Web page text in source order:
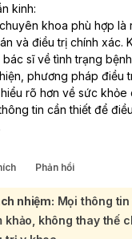
kinh:
khoa phù hợp là
và điều trị chính xác.
sĩ về tình trạng
phương pháp điều
rõ hơn về sức khỏe
tin cần thiết để
Phản hồi
nhiệm: Mọi thông
khảo, không thay thế